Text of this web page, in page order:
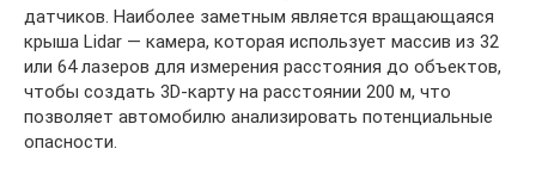
датчиков. Наиболее заметным является вращающаяся
крыша Lidar — камера, которая использует массив из 32
или 64 лазеров для измерения расстояния до объектов,
чтобы создать 3D-карту на расстоянии 200 м, что
позволяет автомобилю анализировать потенциальные
опасности.